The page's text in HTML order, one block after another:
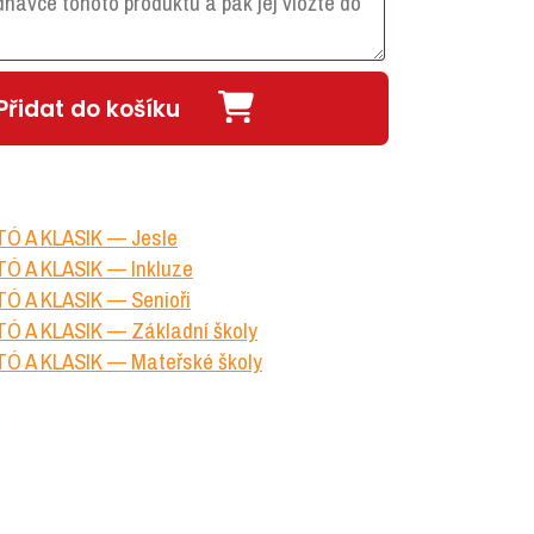
do košíku
A KLASIK — Jesle
A KLASIK — Inkluze
A KLASIK — Senioři
A KLASIK — Základní školy
A KLASIK — Mateřské školy